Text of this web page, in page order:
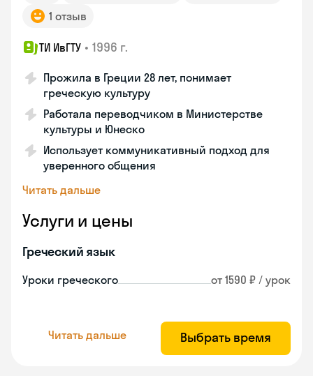
1 отзыв
ТИ ИвГТУ • 1996 г.
Прожила в Греции 28 лет, понимает
греческую культуру
Работала переводчиком в Министерстве
культуры и Юнеско
Использует коммуникативный подход для
уверенного общения
Читать дальше
Услуги и цены
Греческий язык
Уроки греческого от 1590 ₽ / урок
Читать дальше Выбрать время